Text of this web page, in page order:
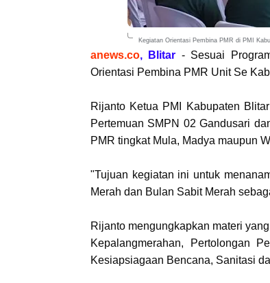
Kegiatan Orientasi Pembina PMR di PMI
anews.co, Blitar - Sesuai
Orientasi Pembina PMR Unit Se
Rijanto Ketua PMI Kabupaten
Pertemuan SMPN 02 Gandusari
PMR tingkat Mula, Madya maupun
"Tujuan kegiatan ini untuk
Merah dan Bulan Sabit Merah
Rijanto mengungkapkan materi
Kepalangmerahan, Pertolongan
Kesiapsiagaan Bencana, Sanitasi